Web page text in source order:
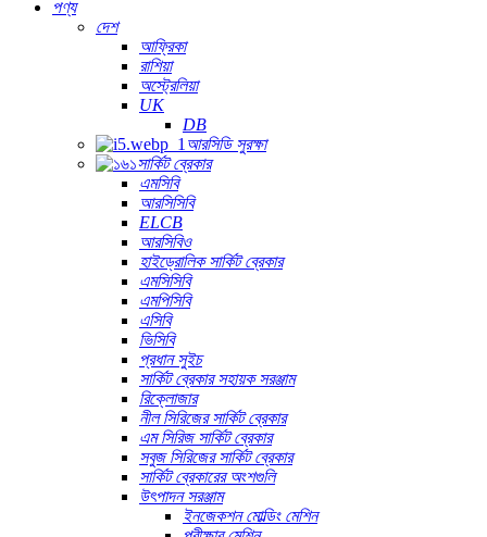
পণ্য
দেশ
আফ্রিকা
রাশিয়া
অস্ট্রেলিয়া
UK
DB
আরসিডি সুরক্ষা
সার্কিট ব্রেকার
এমসিবি
আরসিসিবি
ELCB
আরসিবিও
হাইড্রোলিক সার্কিট ব্রেকার
এমসিসিবি
এমপিসিবি
এসিবি
ভিসিবি
প্রধান সুইচ
সার্কিট ব্রেকার সহায়ক সরঞ্জাম
রিক্লোজার
নীল সিরিজের সার্কিট ব্রেকার
এম সিরিজ সার্কিট ব্রেকার
সবুজ সিরিজের সার্কিট ব্রেকার
সার্কিট ব্রেকারের অংশগুলি
উৎপাদন সরঞ্জাম
ইনজেকশন মোল্ডিং মেশিন